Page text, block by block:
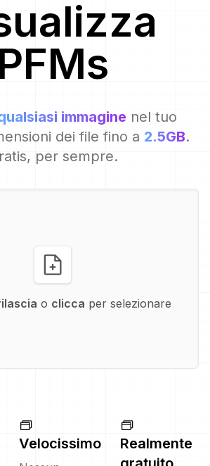
PFMs
immagine nel tuo
dei file fino a 2.5GB.
per sempre.
o clicca per selezionare
Velocissimo
Realmente